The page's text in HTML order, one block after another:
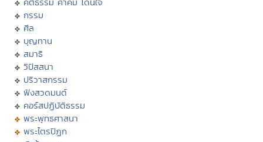
กรรม
ศีล
บุญทาน
สมาธิ
วิปัสสนา
ปริวาสกรรม
ฟังสวดมนต์
คอร์สปฏิบัติธรรม
พระพุทธศาสนา
พระไตรปิฏก